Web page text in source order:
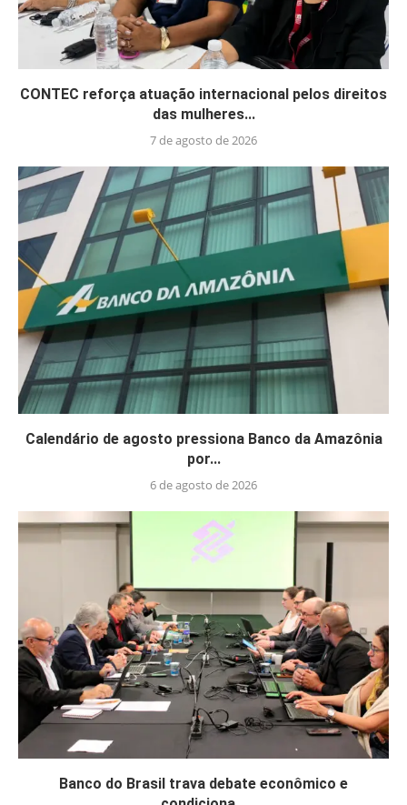
CONTEC reforça atuação internacional pelos direitos
das mulheres...
7 de agosto de 2026
Calendário de agosto pressiona Banco da Amazônia
por...
6 de agosto de 2026
Banco do Brasil trava debate econômico e